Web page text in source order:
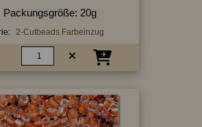
Packungsgröße: 20g
2-Cutbeads Farbeinzug